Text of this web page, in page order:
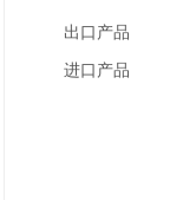
出口产品
进口产品